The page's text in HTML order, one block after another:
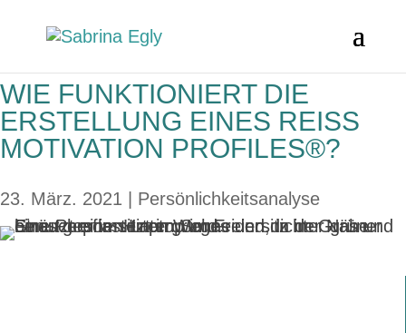
WIE FUNKTIONIERT DIE
ERSTELLUNG EINES REISS
MOTIVATION PROFILES®?
23. März. 2021 Persönlichkeitsanalyse